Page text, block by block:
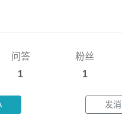
问答
1
粉丝
1
发